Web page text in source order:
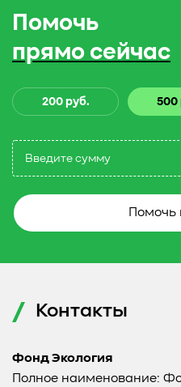
Помочь
прямо сейчас
200 руб. 500
Помочь
Контакты
Фонд Экология
Полное наименование: